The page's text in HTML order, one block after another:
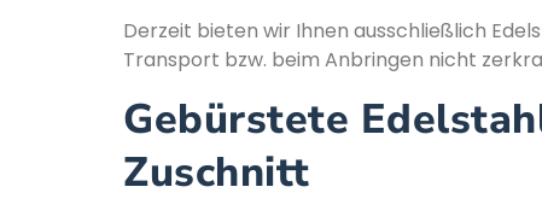
Derzeit bieten wir Ihnen ausschließlich
Transport bzw. beim Anbringen nicht
Gebürstete
Zuschnitt